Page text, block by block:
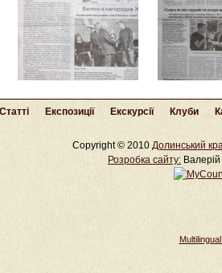
Статті Експозиції Екскурсії Клуби
Copyright © 2010 Долинський
Розробка cайту: